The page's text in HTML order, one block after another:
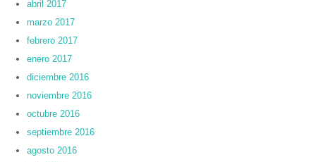
abril 2017
marzo 2017
febrero 2017
enero 2017
diciembre 2016
noviembre 2016
octubre 2016
septiembre 2016
agosto 2016